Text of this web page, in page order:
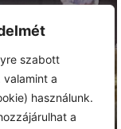
szabott
a
használunk.
a